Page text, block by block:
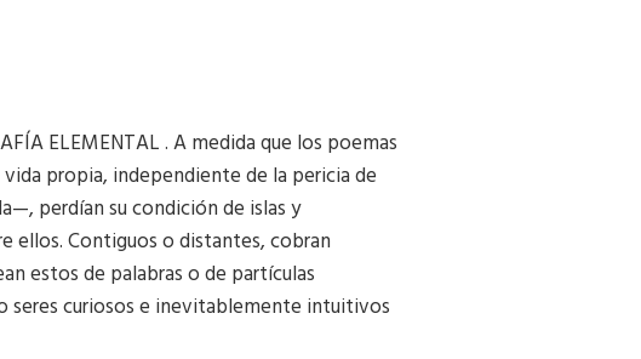
ELEMENTAL . A medida que los poemas
propia, independiente de la pericia de
perdían su condición de islas y
ellos. Contiguos o distantes, cobran
estos de palabras o de partículas
seres curiosos e inevitablemente intuitivos